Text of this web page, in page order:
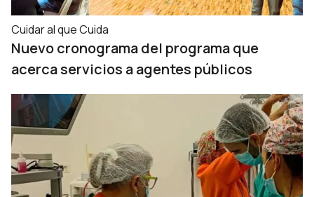
Cuidar al que Cuida
Nuevo cronograma del programa que
acerca servicios a agentes públicos